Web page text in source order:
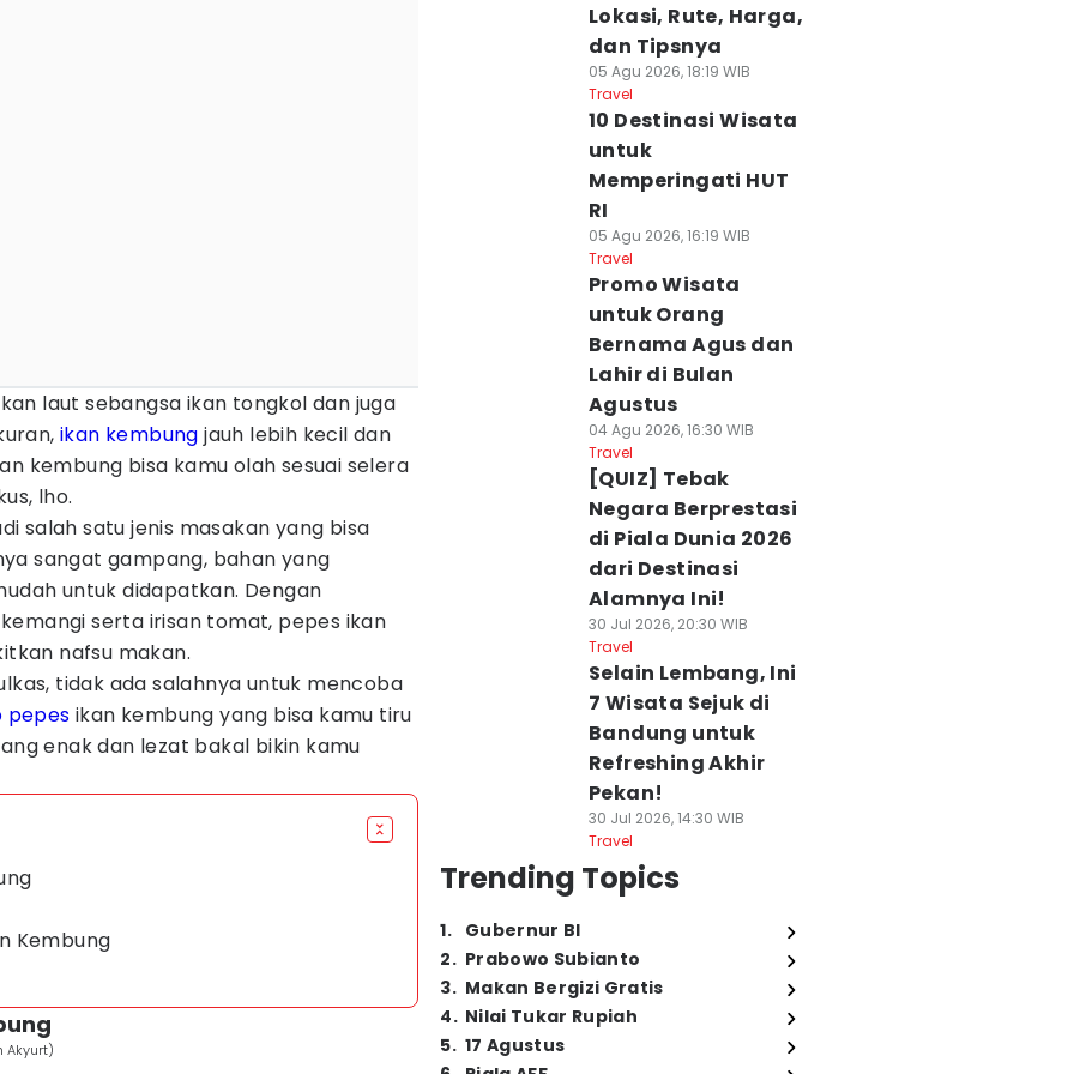
laut sebangsa ikan tongkol dan juga
ikan kembung jauh lebih kecil dan
kembung bisa kamu olah sesuai selera
lho.
salah satu jenis masakan yang bisa
sangat gampang, bahan yang
untuk didapatkan. Dengan
serta irisan tomat, pepes ikan
nafsu makan.
tidak ada salahnya untuk mencoba
pepes ikan kembung yang bisa kamu tiru
enak dan lezat bakal bikin kamu
Kembung
Akyurt)
Lokasi, Rute, Harga,
dan Tipsnya
05 Agu 2026, 18:19 WIB
Travel
10 Destinasi Wisata
untuk
Memperingati HUT
RI
05 Agu 2026, 16:19 WIB
Travel
Promo Wisata
untuk Orang
Bernama Agus dan
Lahir di Bulan
Agustus
04 Agu 2026, 16:30 WIB
Travel
[QUIZ] Tebak
Negara Berprestasi
di Piala Dunia 2026
dari Destinasi
Alamnya Ini!
30 Jul 2026, 20:30 WIB
Travel
Selain Lembang, Ini
7 Wisata Sejuk di
Bandung untuk
Refreshing Akhir
Pekan!
30 Jul 2026, 14:30 WIB
Travel
Trending Topics
1. Gubernur BI
2. Prabowo Subianto
3. Makan Bergizi Gratis
4. Nilai Tukar Rupiah
5. 17 Agustus